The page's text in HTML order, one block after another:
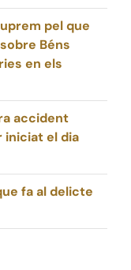
pel que
Béns
en els
accident
iniciat el dia
fa al delicte